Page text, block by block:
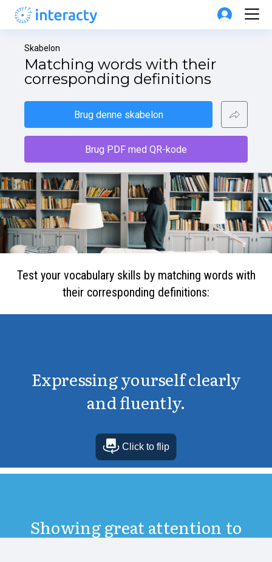
Skabelon
Matching words with their
corresponding definitions
Brug denne skabelon
Brug PDF med QR-kode